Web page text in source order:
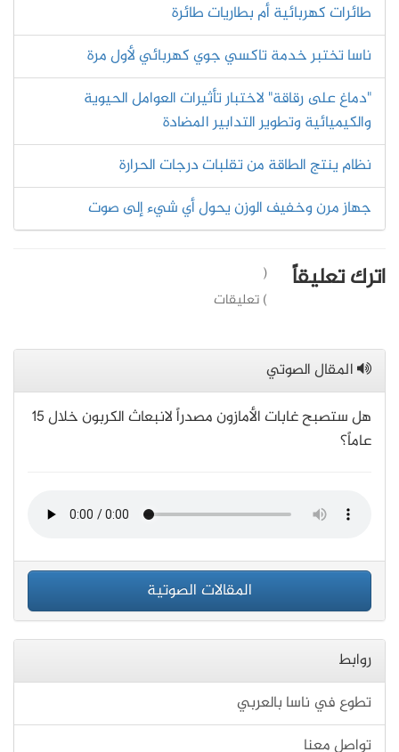
طائرات كهربائية أم بطاريات طائرة
ناسا تختبر خدمة تاكسي جوي كهربائي لأول مرة
"دماغ على رقاقة" لاختبار تأثيرات العوامل الحيوية
والكيميائية وتطوير التدابير المضادة
نظام ينتج الطاقة من تقلبات درجات الحرارة
جهاز مرن وخفيف الوزن يحول أي شيء إلى صوت
اترك تعليقاً
(
) تعليقات
المقال الصوتي
هل ستصبح غابات الأمازون مصدراً لانبعاث الكربون خلال 15
عاماً؟
المقالات الصوتية
روابط
تطوع في ناسا بالعربي
تواصل معنا